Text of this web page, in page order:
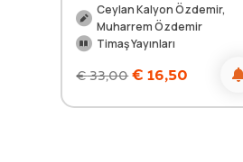
Ceylan Kalyon Özdemir,
Muharrem Özdemir
Timaş Yayınları
€33,00 € 16,50